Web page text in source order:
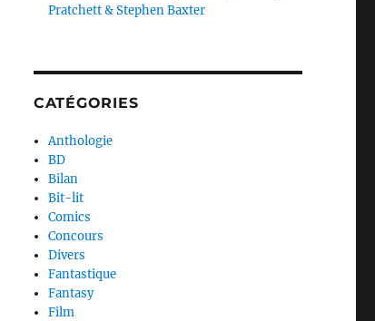
Pratchett & Stephen Baxter
CATÉGORIES
Anthologie
BD
Bilan
Bit-lit
Comics
Concours
Divers
Fantastique
Fantasy
Film